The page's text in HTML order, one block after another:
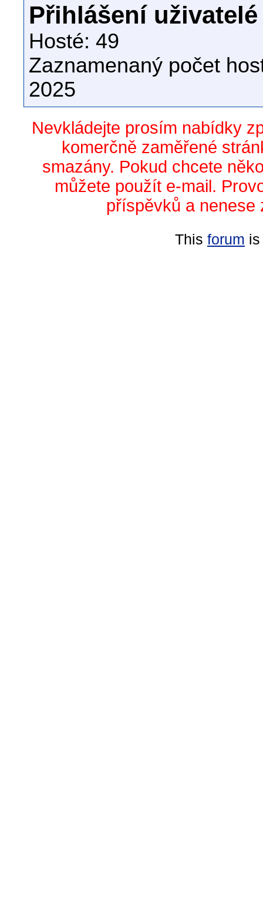
Přihlášení uživatelé
Hosté: 49
Zaznamenaný počet
2025
Nevkládejte prosím nabídky
komerčně zaměřené
smazány. Pokud chcete
můžete použít e-mail.
příspěvků a nenese
This forum